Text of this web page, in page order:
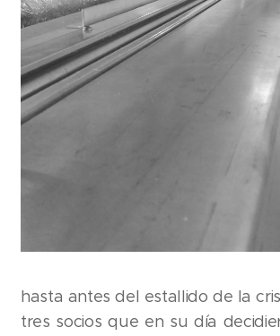
hasta antes del estallido de la
tres socios que en su día